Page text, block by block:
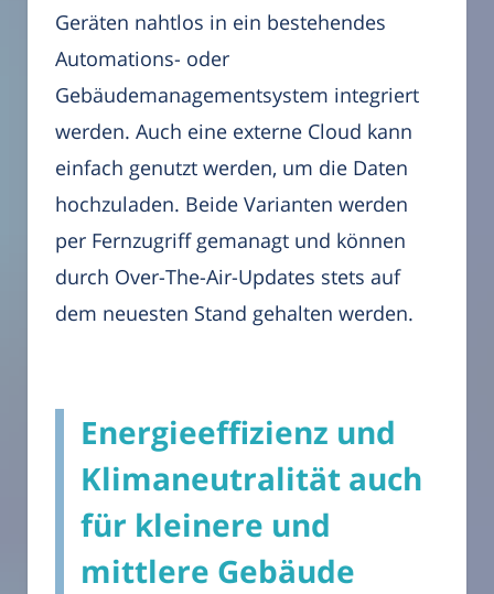
Geräten nahtlos in ein bestehendes
Automations- oder
Gebäudemanagementsystem integriert
werden. Auch eine externe Cloud kann
einfach genutzt werden, um die Daten
hochzuladen. Beide Varianten werden
per Fernzugriff gemanagt und können
durch Over-The-Air-Updates stets auf
dem neuesten Stand gehalten werden.
Energieeffizienz und
Klimaneutralität auch
für kleinere und
mittlere Gebäude